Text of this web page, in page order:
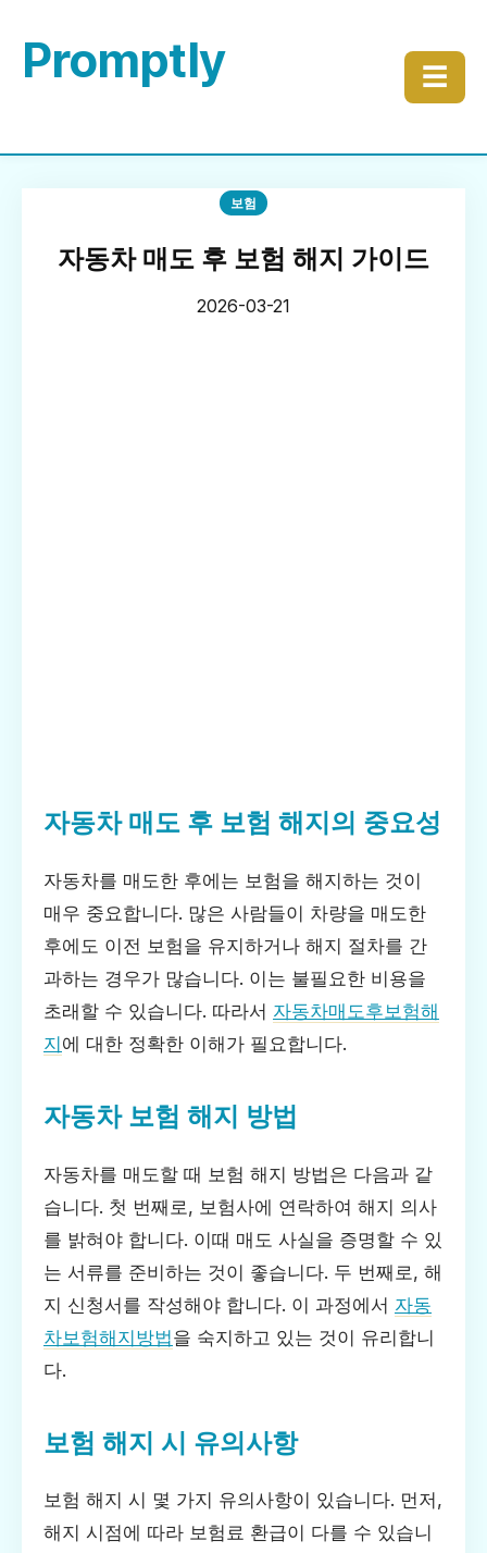
Promptly ☰
보험
자동차 매도 후 보험 해지 가이드
2026-03-21
자동차 매도 후 보험 해지의 중요성
자동차를 매도한 후에는 보험을 해지하는 것이
매우 중요합니다. 많은 사람들이 차량을 매도한
후에도 이전 보험을 유지하거나 해지 절차를 간
과하는 경우가 많습니다. 이는 불필요한 비용을
초래할 수 있습니다. 따라서 자동차매도후보험해
지에 대한 정확한 이해가 필요합니다.
자동차 보험 해지 방법
자동차를 매도할 때 보험 해지 방법은 다음과 같
습니다. 첫 번째로, 보험사에 연락하여 해지 의사
를 밝혀야 합니다. 이때 매도 사실을 증명할 수 있
는 서류를 준비하는 것이 좋습니다. 두 번째로, 해
지 신청서를 작성해야 합니다. 이 과정에서 자동
차보험해지방법을 숙지하고 있는 것이 유리합니
다.
보험 해지 시 유의사항
보험 해지 시 몇 가지 유의사항이 있습니다. 먼저,
해지 시점에 따라 보험료 환급이 다를 수 있습니